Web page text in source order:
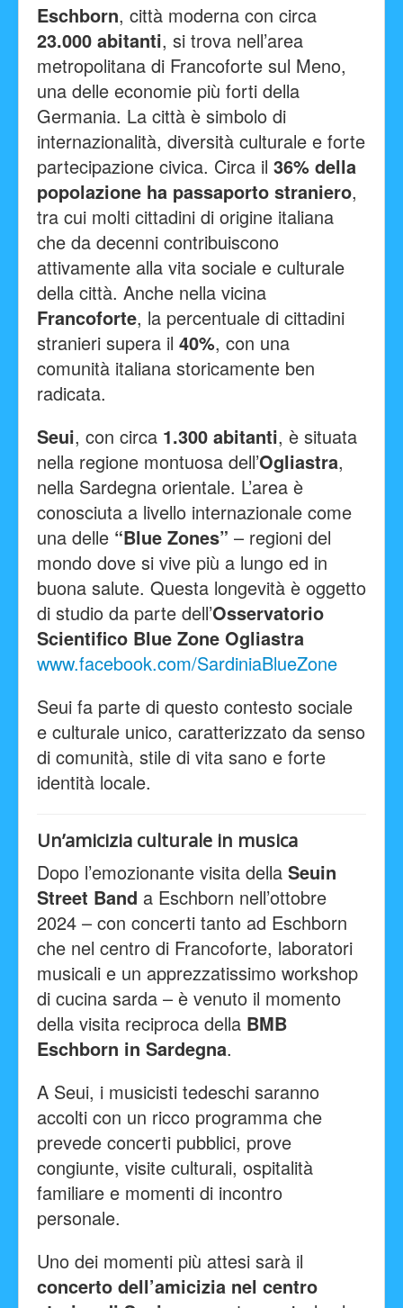
Eschborn, città moderna con circa
23.000 abitanti, si trova nell’area
metropolitana di Francoforte sul Meno,
una delle economie più forti della
Germania. La città è simbolo di
internazionalità, diversità culturale e forte
partecipazione civica. Circa il 36% della
popolazione ha passaporto straniero,
tra cui molti cittadini di origine italiana
che da decenni contribuiscono
attivamente alla vita sociale e culturale
della città. Anche nella vicina
Francoforte, la percentuale di cittadini
stranieri supera il 40%, con una
comunità italiana storicamente ben
radicata.
Seui, con circa 1.300 abitanti, è situata
nella regione montuosa dell’Ogliastra,
nella Sardegna orientale. L’area è
conosciuta a livello internazionale come
una delle “Blue Zones” – regioni del
mondo dove si vive più a lungo ed in
buona salute. Questa longevità è oggetto
di studio da parte dell’Osservatorio
Scientifico Blue Zone Ogliastra
www.facebook.com/SardiniaBlueZone
Seui fa parte di questo contesto sociale
e culturale unico, caratterizzato da senso
di comunità, stile di vita sano e forte
identità locale.
Un’amicizia culturale in musica
Dopo l’emozionante visita della Seuin
Street Band a Eschborn nell’ottobre
2024 – con concerti tanto ad Eschborn
che nel centro di Francoforte, laboratori
musicali e un apprezzatissimo workshop
di cucina sarda – è venuto il momento
della visita reciproca della BMB
Eschborn in Sardegna.
A Seui, i musicisti tedeschi saranno
accolti con un ricco programma che
prevede concerti pubblici, prove
congiunte, visite culturali, ospitalità
familiare e momenti di incontro
personale.
Uno dei momenti più attesi sarà il
concerto dell’amicizia nel centro